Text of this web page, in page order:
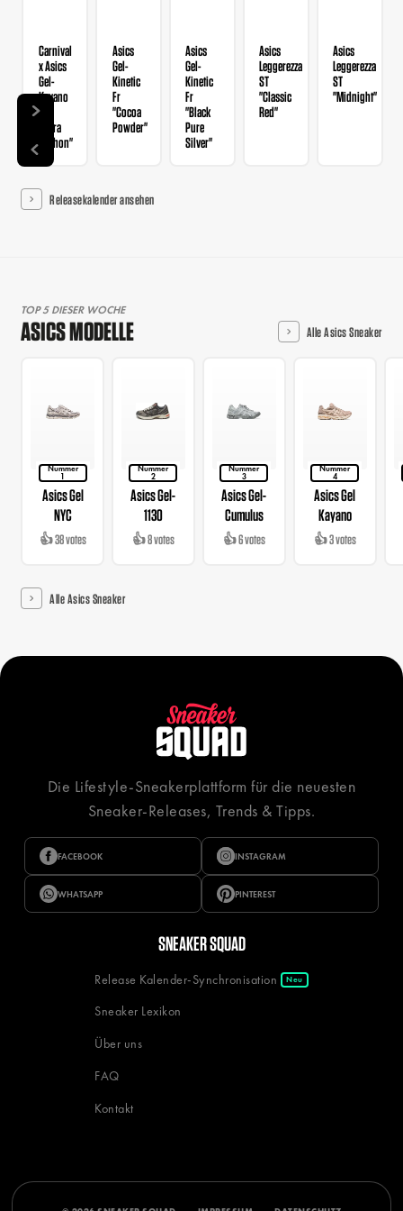
Carnival
x Asics
Gel-
Kayano
12.1
"Phra
Nakhon"
Asics
Gel-
Kinetic
Fr
"Cocoa
Powder"
Asics
Gel-
Kinetic
Fr
"Black
Pure
Silver"
Asics
Leggerezza
ST
"Classic
Red"
Asics
Leggerezza
ST
"Midnight"
Releasekalender ansehen
TOP 5 DIESER WOCHE
ASICS MODELLE Alle Asics Sneaker
Nummer
1
Asics Gel
NYC
👍 38 votes
Nummer
2
Asics Gel-
1130
👍 8 votes
Nummer
3
Asics Gel-
Cumulus
👍 6 votes
Nummer
4
Asics Gel
Kayano
👍 3 votes
Alle Asics Sneaker
Die Lifestyle-Sneakerplattform für die neuesten
Sneaker-Releases, Trends & Tipps.
FACEBOOK INSTAGRAM
WHATSAPP PINTEREST
SNEAKER SQUAD
Release Kalender-Synchronisation Neu
Sneaker Lexikon
Über uns
FAQ
Kontakt